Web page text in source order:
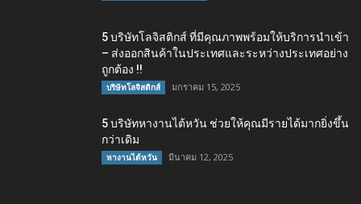
5 บริษัทโลจิสติกส์ ที่มีคุณภาพพร้อมให้บริการนำเข้า
– ส่งออกสินค้าในประเทศและระหว่างประเทศอย่าง
ถูกต้อง !!
บริษัทโลจิสติกส์ มกราคม 15, 2025
5 บริษัทหางานไต้หวัน ช่วยให้คุณมีรายได้มากยิ่งขึ้น
กว่าเดิม
หางานไต้หวัน มีนาคม 12, 2025